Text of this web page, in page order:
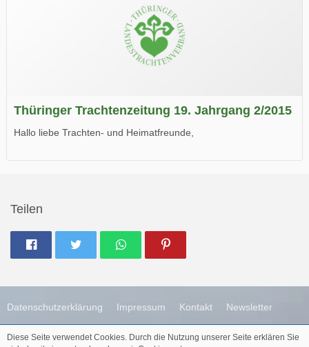
Thüringer Trachtenzeitung 19. Jahrgang 2/2015
Hallo liebe Trachten- und Heimatfreunde,
Teilen
Datenschutzerklärung Impressum Kontakt Newsletter
Diese Seite verwendet Cookies. Durch die Nutzung unserer Seite erklären Sie